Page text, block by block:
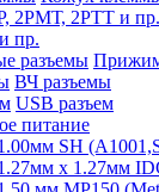
пр.
ВЧ разъемы
USB разъем
питание
SH
x 1.27мм